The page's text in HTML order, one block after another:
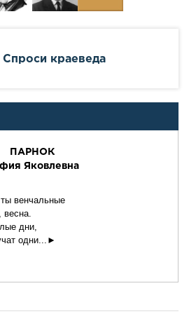
Cпроси краеведа
ПАРНОК
Яковлевна
венчальные
весна.
дни,
одни...►